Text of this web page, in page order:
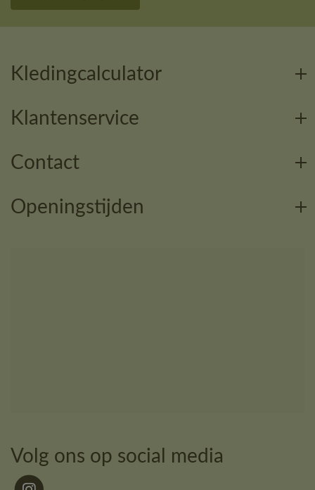
Kledingcalculator
Klantenservice
Contact
Openingstijden
Volg ons op social media